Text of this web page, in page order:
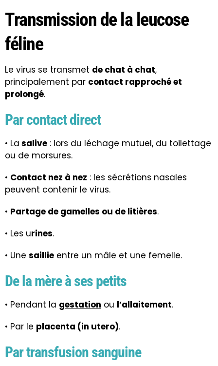
Transmission de la leucose
féline
Le virus se transmet de chat à chat,
principalement par contact rapproché et
prolongé.
Par contact direct
• La salive : lors du léchage mutuel, du toilettage
ou de morsures.
• Contact nez à nez : les sécrétions nasales
peuvent contenir le virus.
• Partage de gamelles ou de litières.
• Les urines.
• Une saillie entre un mâle et une femelle.
De la mère à ses petits
• Pendant la gestation ou l’allaitement.
• Par le placenta (in utero).
Par transfusion sanguine